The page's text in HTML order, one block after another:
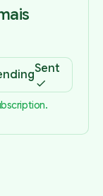
Sent